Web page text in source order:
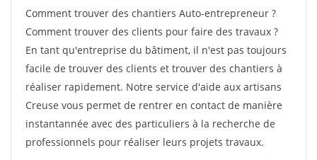
Comment trouver des chantiers Auto-entrepreneur ?
Comment trouver des clients pour faire des travaux ?
En tant qu'entreprise du bâtiment, il n'est pas toujours
facile de trouver des clients et trouver des chantiers à
réaliser rapidement. Notre service d'aide aux artisans
Creuse vous permet de rentrer en contact de manière
instantannée avec des particuliers à la recherche de
professionnels pour réaliser leurs projets travaux.